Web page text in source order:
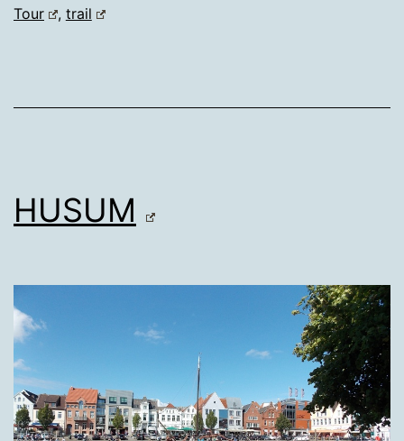
Tour , trail
HUSUM